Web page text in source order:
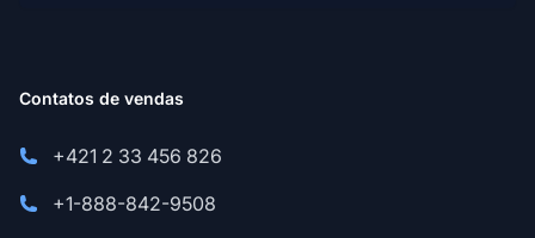
Contatos de vendas
+421 2 33 456 826
+1-888-842-9508